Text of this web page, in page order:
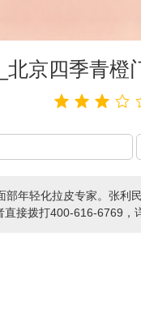
北京四季青橙
年轻化拉皮专家。张利
接拨打400-616-6769，